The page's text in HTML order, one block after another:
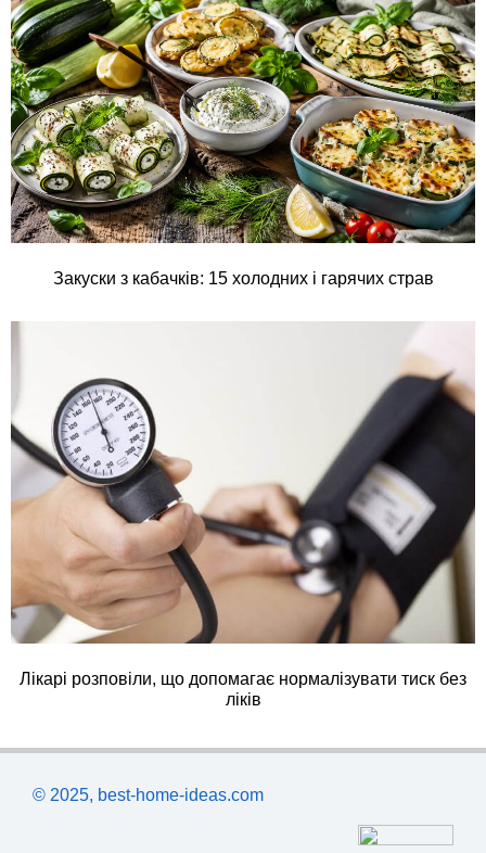
Закуски з кабачків: 15 холодних і гарячих страв
Лікарі розповіли, що допомагає нормалізувати тиск без
ліків
© 2025, best-home-ideas.com